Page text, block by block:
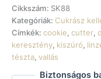
1
mennyiség
Cikkszám: SK88
Kategóriák: Cukrász
Címkék: cookie, cutter,
keresztény, kiszúró,
tészta, vallás
Biztonságos